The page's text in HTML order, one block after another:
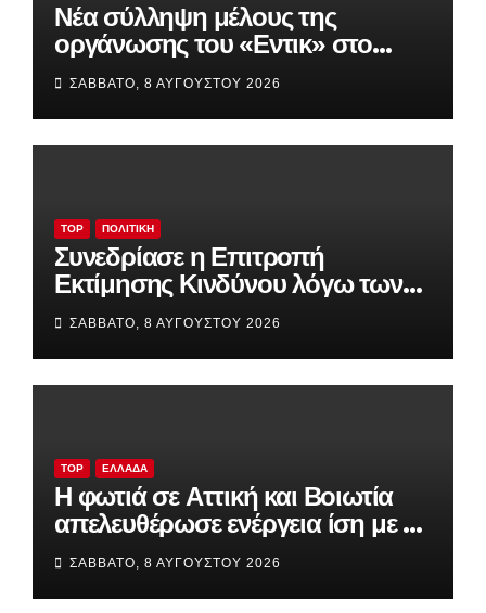
Νέα σύλληψη μέλους της
οργάνωσης του «Εντικ» στο
Παλαιό Φάληρο – Οι απαιτήσεις
για χρήματα και τα λαθραία
τσιγάρα
ΣΆΒΒΑΤΟ, 8 ΑΥΓΟΎΣΤΟΥ 2026
TOP ΠΟΛΙΤΙΚΉ
Συνεδρίασε η Επιτροπή
Εκτίμησης Κινδύνου λόγω των
υψηλών θερμοκρασιών και της
ενίσχυσης των ανέμων
ΣΆΒΒΑΤΟ, 8 ΑΥΓΟΎΣΤΟΥ 2026
TOP ΕΛΛΆΔΑ
Η φωτιά σε Αττική και Βοιωτία
απελευθέρωσε ενέργεια ίση με έξι
βόμβες Χιροσίμα!
ΣΆΒΒΑΤΟ, 8 ΑΥΓΟΎΣΤΟΥ 2026